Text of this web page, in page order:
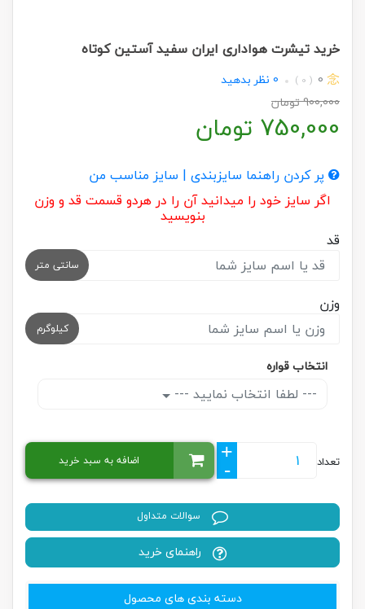
خرید تیشرت هواداری ایران سفید آستین کوتاه
0
( 0 )
0 نظر بدهید
900,000تومان
750,000 تومان
پر کردن راهنما سایزبندی | سایز مناسب من
اگر سایز خود را میدانید آن را در هردو قسمت قد و وزن
بنویسید
قد
سانتی متر
وزن
کیلوگرم
انتخاب قواره
--- لطفا انتخاب نمایید ---
تعداد
+
-
اضافه به سبد خرید
سوالات متداول
راهنمای خرید
دسته بندی های محصول